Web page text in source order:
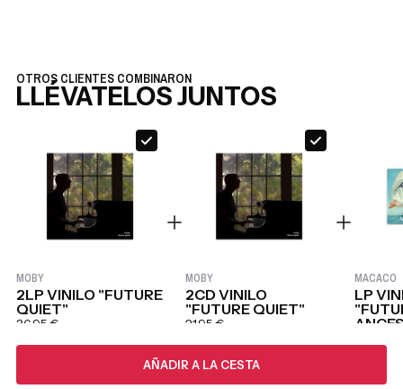
OTROS CLIENTES COMBINARON
LLÉVATELOS JUNTOS
MOBY
2LP VINILO "FUTURE
QUIET"
36,95 €
MOBY
2CD VINILO
"FUTURE QUIET"
21,95 €
MACACO
LP
AÑADIR A LA CESTA